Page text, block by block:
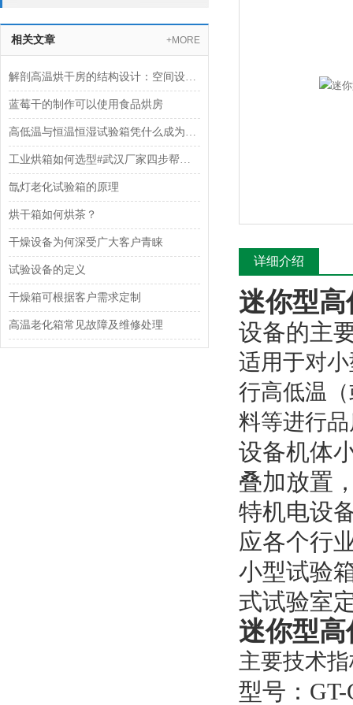
相关文章 +MORE
解剖高温烘干房的结构设计：空间设计与密闭性能
蓝莓干的制作可以使用食品烘房
高低温与恒温恒湿试验箱凭什么成为高校实验室偏爱的设备？
工业烘箱如何选型#武汉厂家四步帮你搞懂
氙灯老化试验箱的原理
烘干箱如何烘茶？
干燥设备为何深受广大客户青睐
试验设备的定义
干燥箱可根据客户需求定制
高温老化箱常见故障及维修处理
详细介绍
迷你型
设备的主
适用于对
行高低温
料等进行
设备机体
叠加放置
特机电设
应各个行
小型试验
式试验室
迷你型
主要技术
型号： GT-